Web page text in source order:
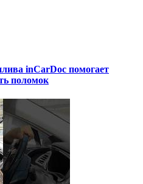
inCarDoc помогает
поломок